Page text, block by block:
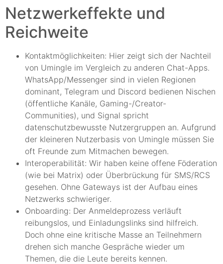
Netzwerkeffekte und
Reichweite
Kontaktmöglichkeiten: Hier zeigt sich der Nachteil
von Umingle im Vergleich zu anderen Chat-Apps.
WhatsApp/Messenger sind in vielen Regionen
dominant, Telegram und Discord bedienen Nischen
(öffentliche Kanäle, Gaming-/Creator-
Communities), und Signal spricht
datenschutzbewusste Nutzergruppen an. Aufgrund
der kleineren Nutzerbasis von Umingle müssen Sie
oft Freunde zum Mitmachen bewegen.
Interoperabilität: Wir haben keine offene Föderation
(wie bei Matrix) oder Überbrückung für SMS/RCS
gesehen. Ohne Gateways ist der Aufbau eines
Netzwerks schwieriger.
Onboarding: Der Anmeldeprozess verläuft
reibungslos, und Einladungslinks sind hilfreich.
Doch ohne eine kritische Masse an Teilnehmern
drehen sich manche Gespräche wieder um
Themen, die die Leute bereits kennen.